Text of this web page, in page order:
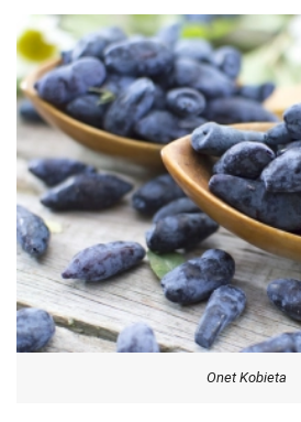
Onet Kobieta